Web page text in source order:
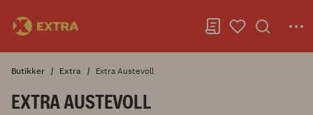
Butikker Extra Extra Austevoll
EXTRA AUSTEVOLL